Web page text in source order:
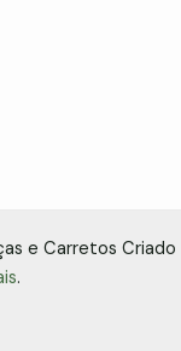
e Carretos Criado
.